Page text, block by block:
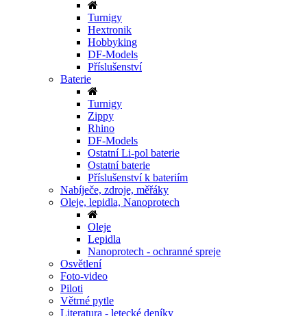
Turnigy
Hextronik
Hobbyking
DF-Models
Příslušenství
Baterie
Turnigy
Zippy
Rhino
DF-Models
Ostatní Li-pol baterie
Ostatní baterie
Příslušenství k bateriím
Nabíječe, zdroje, měřáky
Oleje, lepidla, Nanoprotech
Oleje
Lepidla
Nanoprotech - ochranné spreje
Osvětlení
Foto-video
Piloti
Větrné pytle
Literatura - letecké deníky